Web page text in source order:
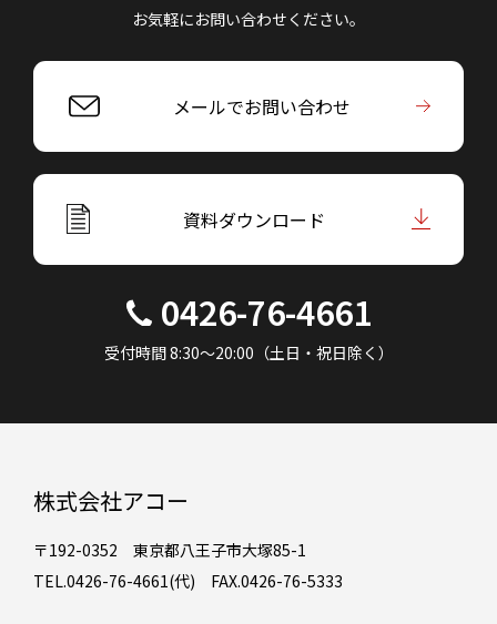
お気軽にお問い合わせください。
メールでお問い合わせ
資料ダウンロード
0426-76-4661
受付時間 8:30～20:00（土日・祝日除く）
株式会社アコー
〒192-0352 東京都八王子市大塚85-1
TEL.0426-76-4661(代) FAX.0426-76-5333